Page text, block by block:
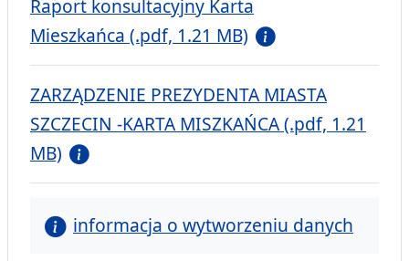
Raport konsultacyjny Karta
Mieszkańca (.pdf, 1.21 MB)
ZARZĄDZENIE PREZYDENTA MIASTA
SZCZECIN -KARTA MISZKAŃCA (.pdf, 1.21
MB)
informacja o wytworzeniu danych